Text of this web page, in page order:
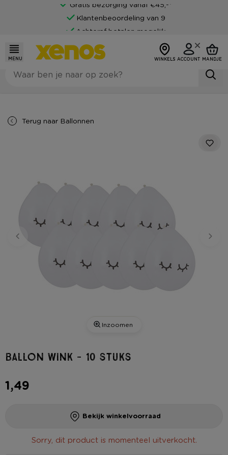
Gratis bezorging vanaf €45,-*
Klantenbeoordeling van 9
Achteraf betalen mogelijk
MENU WINKELS ACCOUNT MANDJE
Terug naar Ballonnen
Inzoomen
Ballon wink - 10 stuks
1,49
Bekijk winkelvoorraad
Sorry, dit product is momenteel uitverkocht.